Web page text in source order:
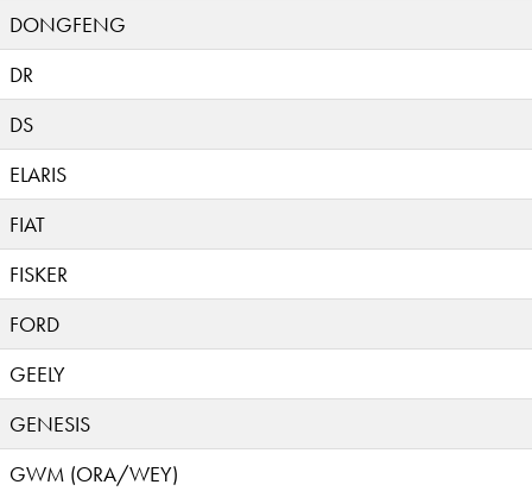
DONGFENG
DR
DS
ELARIS
FIAT
FISKER
FORD
GEELY
GENESIS
GWM (ORA/WEY)